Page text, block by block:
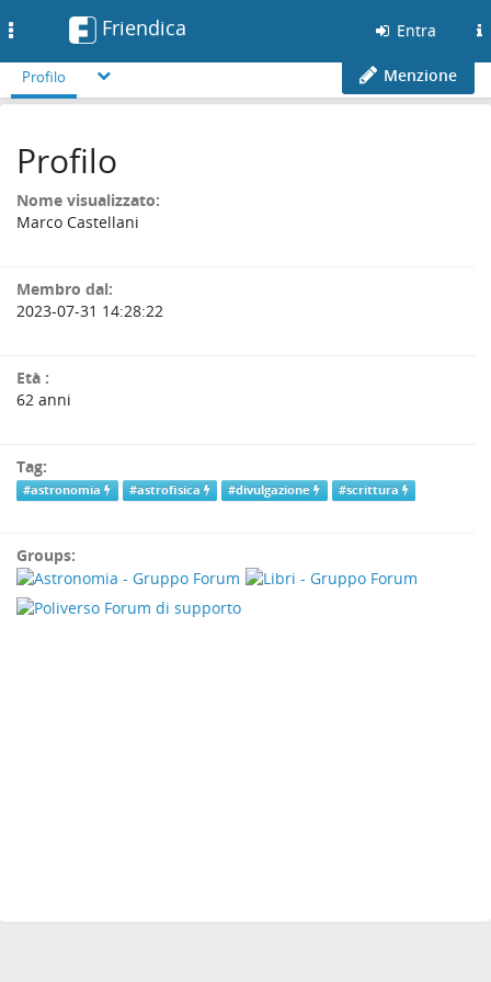
Friendica Entra
Profilo Menzione
Profilo
Nome visualizzato:
Marco Castellani
Membro dal:
2023-07-31 14:28:22
Età :
62 anni
Tag:
#astronomia #astrofisica #divulgazione #scrittura
Groups: